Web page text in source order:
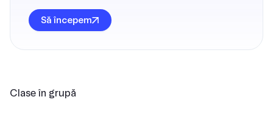
Clase în grupă
Să începem